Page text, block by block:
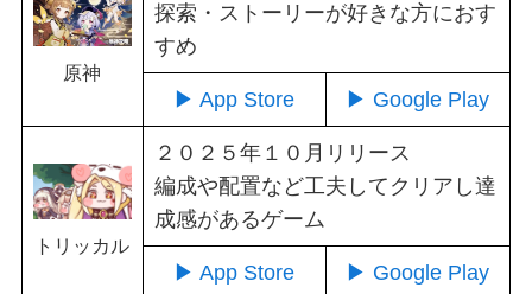
原神
探索・ストーリーが好きな方におす
すめ
▶ App Store ▶ Google Play
トリッカル
２０２５年１０月リリース
編成や配置など工夫してクリアし達
成感があるゲーム
▶ App Store ▶ Google Play